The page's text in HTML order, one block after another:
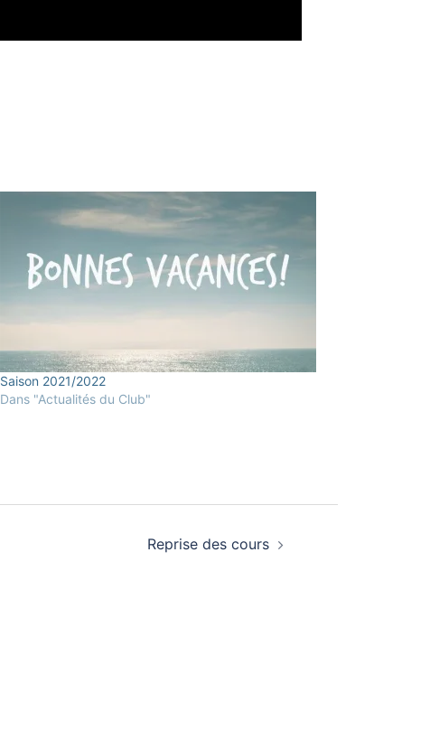
Saison 2021/2022
Dans "Actualités du Club"
Reprise des cours